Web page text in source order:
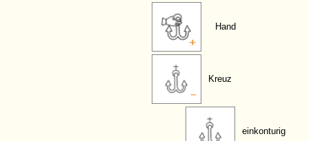
Hand
Kreuz
einkonturig